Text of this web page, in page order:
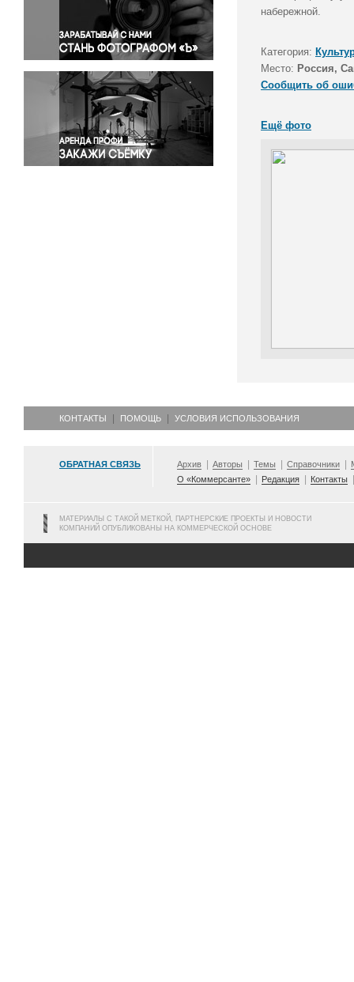
Правосудие
Происшествия и конфликты
Религия
Светская жизнь
Спорт
Экология
Экономика и бизнес
набережной.
Категория:
Место: Россия,
Сообщить об
Ещё фото
КОНТАКТЫ ПОМОЩЬ УСЛОВИЯ ИСПОЛЬЗОВАНИЯ
ОБРАТНАЯ СВЯЗЬ Архив Авторы Темы Справочники
О «Коммерсанте»
Редакция Контакты
МАТЕРИАЛЫ С ТАКОЙ МЕТКОЙ, ПАРТНЕРСКИЕ ПРОЕКТЫ И НОВОСТИ
КОМПАНИЙ ОПУБЛИКОВАНЫ НА КОММЕРЧЕСКОЙ ОСНОВЕ